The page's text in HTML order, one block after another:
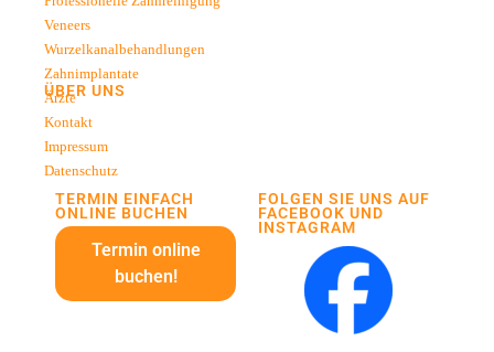
Veneers
Wurzelkanalbehandlungen
Zahnimplantate
ÜBER UNS
Ärzte
Kontakt
Impressum
Datenschutz
TERMIN EINFACH
ONLINE BUCHEN
Termin online
buchen!
FOLGEN SIE UNS AUF
FACEBOOK UND
INSTAGRAM